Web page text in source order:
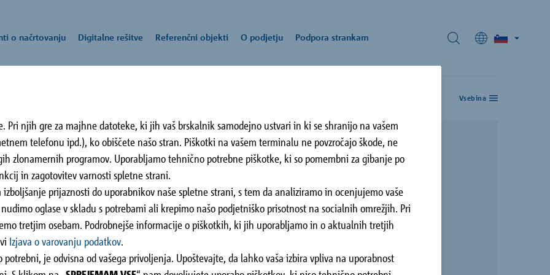
Pri njih gre za majhne datoteke, ki jih vaš brskalnik samodejno ustvari in ki se shranijo na vašem
telefonu ipd.), ko obiščete našo stran. Piškotki na vašem terminalu ne povzročajo škode, ne
zlonamernih programov. Uporabljamo tehnično potrebne piškotke, ki so pomembni za gibanje po
in zagotovitev varnosti spletne strani.
prijaznosti do uporabnikov naše spletne strani, s tem da analiziramo in ocenjujemo vaše
oglase v skladu s potrebami ali krepimo našo podjetniško prisotnost na socialnih omrežjih. Pri
tretjim osebam. Podrobnejše informacije o piškotkih, ki jih uporabljamo in o aktualnih tretjih
Izjava o varovanju podatkov.
je odvisna od vašega privoljenja. Upoštevajte, da lahko vaša izbira vpliva na uporabnost
vam Schöck skupina ponuja gradbene rešitve za različne
statične in konstrukcijske namene.
o načrtovanju
vsi dokumenti o
načrtovanju
Digitalne rešitve
rešitve
celovita ponudba storitev vam nudi strokovno znanje in podporo pri
Referenčni objekti
Sunsete Elite
Studenci
Maribor, SI
Pod Pekrsko gorco
O podjetju
in izolativnost sta osnovni nalogi naših izdelkov." je osnovno sporočilo našega
Podpora strankam
strankam
Schöck vam nudi celovito ponudbo, tehnično pomoč in podporo pri
Vsebina
mm kot vmesni
požarne zaščite.
naknadno, npr. za